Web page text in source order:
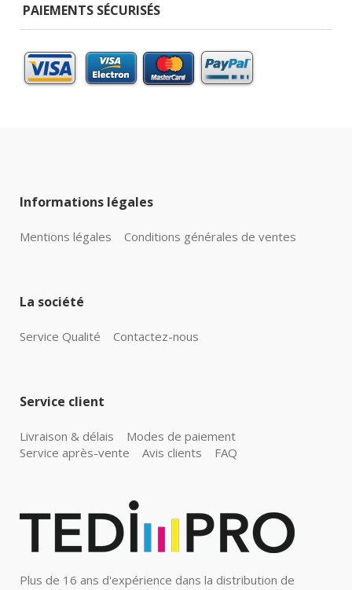
PAIEMENTS SÉCURISÉS
Informations légales
Mentions légales Conditions générales de ventes
La société
Service Qualité Contactez-nous
Service client
Livraison & délais
Modes de paiement
Service après-vente
Avis clients FAQ
Plus de 16 ans d'expérience dans la distribution de